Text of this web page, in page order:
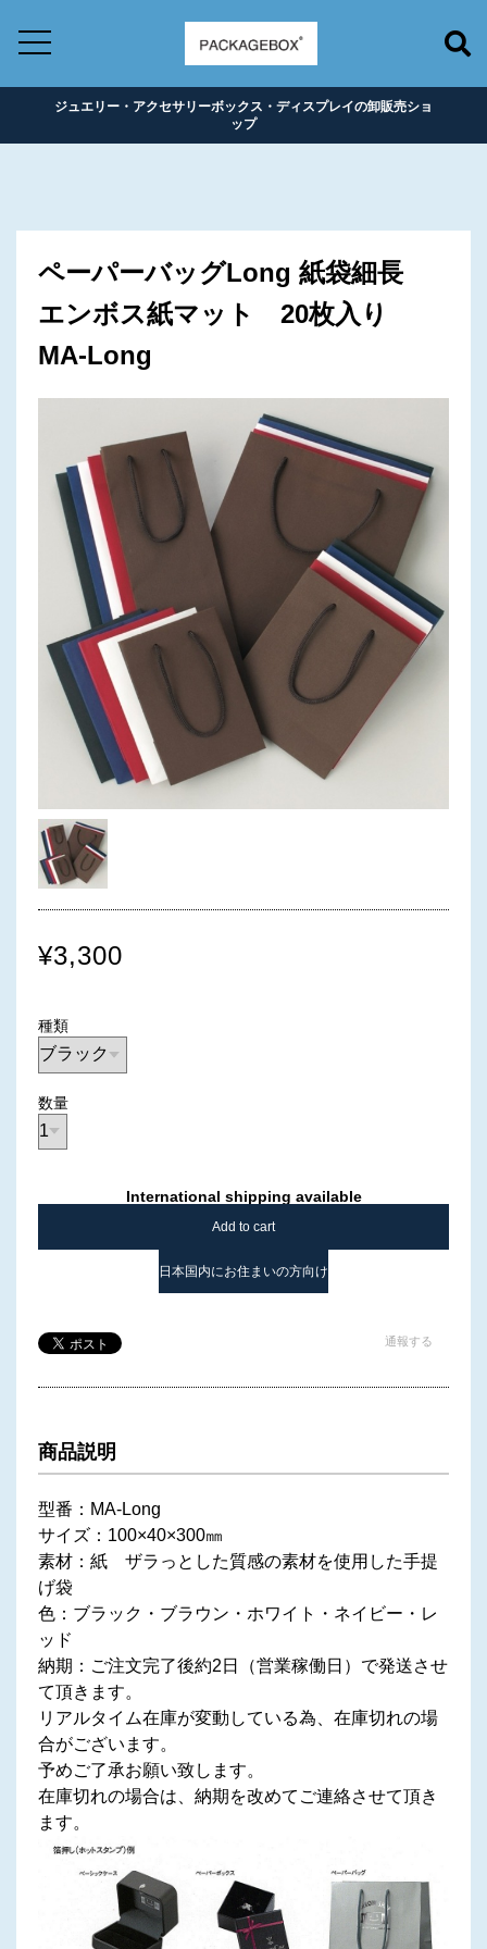
ジュエリー・アクセサリーボックス・ディスプレイの卸販売ショ
ップ
ペーパーバッグLong 紙袋細長
エンボス紙マット 20枚入り
MA-Long
¥3,300
種類
数量
International shipping available
Add to cart
日本国内にお住まいの方向け
通報する
商品説明
型番：MA-Long
サイズ：100×40×300㎜
素材：紙 ザラっとした質感の素材を使用した手提
げ袋
色：ブラック・ブラウン・ホワイト・ネイビー・レ
ッド
納期：ご注文完了後約2日（営業稼働日）で発送させ
て頂きます。
リアルタイム在庫が変動している為、在庫切れの場
合がございます。
予めご了承お願い致します。
在庫切れの場合は、納期を改めてご連絡させて頂き
ます。